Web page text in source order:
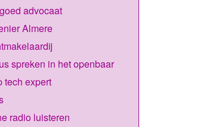
advocaat
Almere
spreken in het openbaar
tech expert
radio luisteren